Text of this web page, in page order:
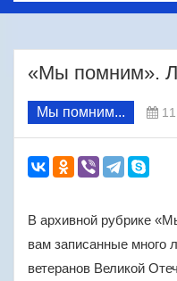
«Мы помним».
Мы помним...
В архивной рубрике
вам записанные много
ветеранов Великой